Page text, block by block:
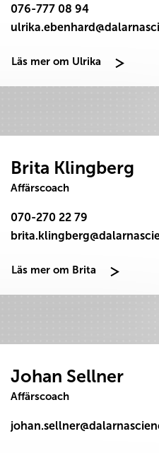
076-777 08 94
Läs mer om Ulrika
Brita Klingberg
Affärscoach
070-270 22 79
Läs mer om Brita
Johan Sellner
Affärscoach